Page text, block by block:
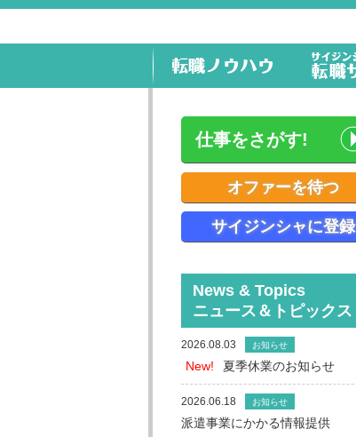
仕事をさがす!
オファーを待つ
サイジンシャに登録
News & Topics
ニュース＆トピックス
2026.08.03 お知らせ
New! 夏季休業のお知らせ
2026.06.18 お知らせ
派遣事業にかかる情報提供